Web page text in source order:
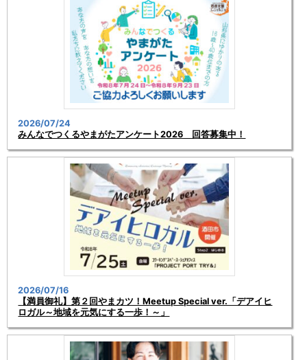
2026/07/24
みんなでつくるやまがたアンケート2026 回答募集中！
2026/07/16
【満員御礼】第２回やまカツ！Meetup Special ver.「デアイヒ
ロガル～地域を元気にする一歩！～」